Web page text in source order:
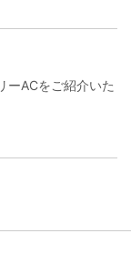
ーACをご紹介いた